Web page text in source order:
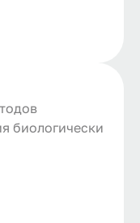
биологически